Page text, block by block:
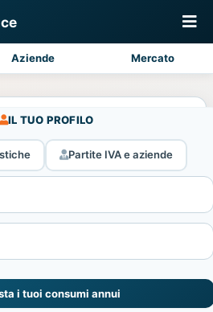
Aziende Mercato
IL TUO PROFILO
Partite IVA e aziende
i tuoi consumi annui